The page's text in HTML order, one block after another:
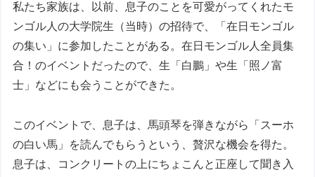
私たち家族は、以前、息子のことを可愛がってくれたモ
ンゴル人の大学院生（当時）の招待で、「在日モンゴル
の集い」に参加したことがある。在日モンゴル人全員集
合！のイベントだったので、生「白鵬」や生「照ノ富
士」などにも会うことができた。
このイベントで、息子は、馬頭琴を弾きながら「スーホ
の白い馬」を読んでもらうという、贅沢な機会を得た。
息子は、コンクリートの上にちょこんと正座して聞き入